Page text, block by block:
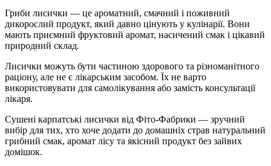
Гриби лисички — це ароматний, смачний і поживний
дикорослий продукт, який давно цінують у кулінарії. Вони
мають приємний фруктовий аромат, насичений смак і цікавий
природний склад.
Лисички можуть бути частиною здорового та різноманітного
раціону, але не є лікарським засобом. Їх не варто
використовувати для самолікування або замість консультації
лікаря.
Сушені карпатські лисички від Фіто-Фабрики — зручний
вибір для тих, хто хоче додати до домашніх страв натуральний
грибний смак, аромат лісу та якісний продукт без зайвих
домішок.